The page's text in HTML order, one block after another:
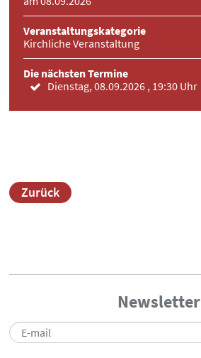
Veranstaltungskategorie
Kirchliche Veranstaltung
Die nächsten Termine
Dienstag, 08.09.2026 , 19:30 Uhr
Zurück
Newsletter